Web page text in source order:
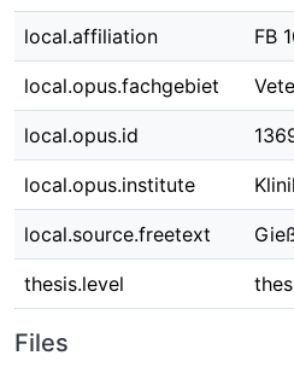
local.affiliation FB
local.opus.fachgebiet
local.opus.id
local.opus.institute
local.source.freetext
thesis.level
Files